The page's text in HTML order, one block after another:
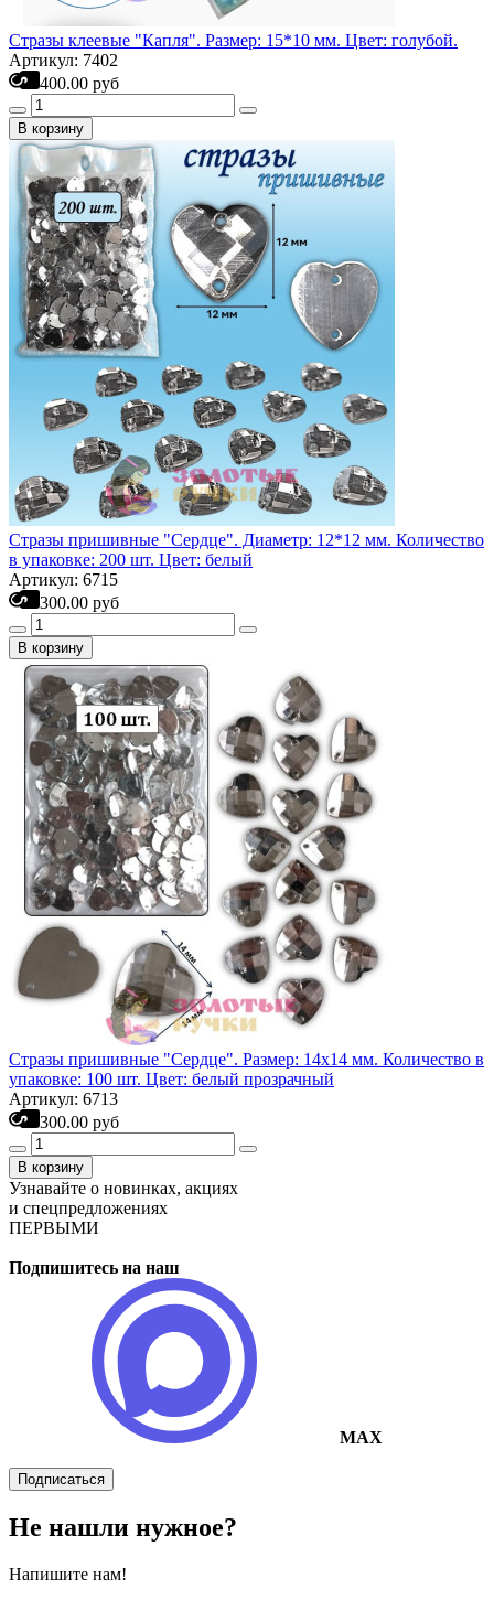
Стразы клеевые "Капля". Размер: 15*10 мм. Цвет: голубой.
Артикул: 7402
400.00 руб
В корзину
Стразы пришивные "Сердце". Диаметр: 12*12 мм. Количество
в упаковке: 200 шт. Цвет: белый
Артикул: 6715
300.00 руб
В корзину
Стразы пришивные "Сердце". Размер: 14х14 мм. Количество в
упаковке: 100 шт. Цвет: белый прозрачный
Артикул: 6713
300.00 руб
В корзину
Узнавайте о новинках, акциях
и спецпредложениях
ПЕРВЫМИ
Подпишитесь на наш
MAX
Подписаться
Не нашли нужное?
Напишите нам!